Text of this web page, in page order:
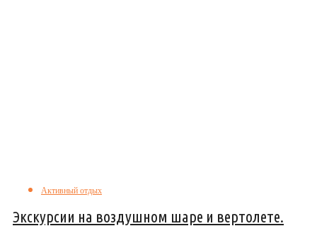
Активный отдых
Экскурсии на воздушном шаре и вертолете.